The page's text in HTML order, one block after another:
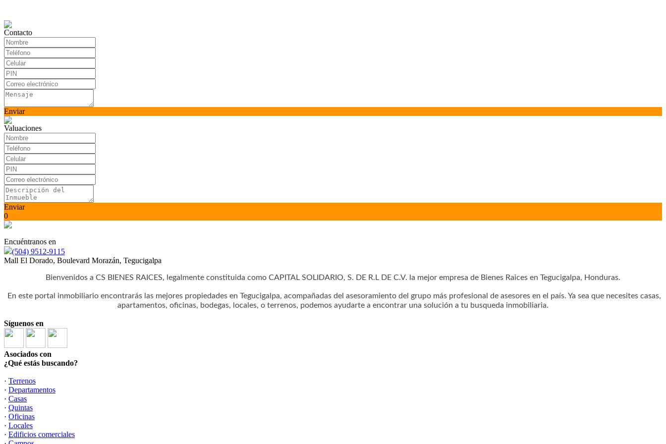
Contacto
Enviar
Valuaciones
Enviar
0
Encuéntranos en
(504) 9512-9115
Mall El Dorado, Boulevard Morazán, Tegucigalpa
Bienvenidos a CS BIENES RAICES, legalmente constituida como CAPITAL SOLIDARIO, S. DE R.L DE C.V. la mejor empresa de Bienes Raices en Tegucigalpa, Honduras.
En este portal inmobiliario encontrarás las mejores propiedades en Tegucigalpa, acompañadas del asesoramiento del grupo más profesional de asesores en el país. Ya sea que necesites casas,
apartamentos, oficinas, bodegas, locales, o terrenos, podemos ayudarte a encontrar una solución a tu busqueda inmobiliaria.
Síguenos en
Asociados con
¿Qué estás buscando?
· Terrenos
· Departamentos
· Casas
· Quintas
· Oficinas
· Locales
· Edificios comerciales